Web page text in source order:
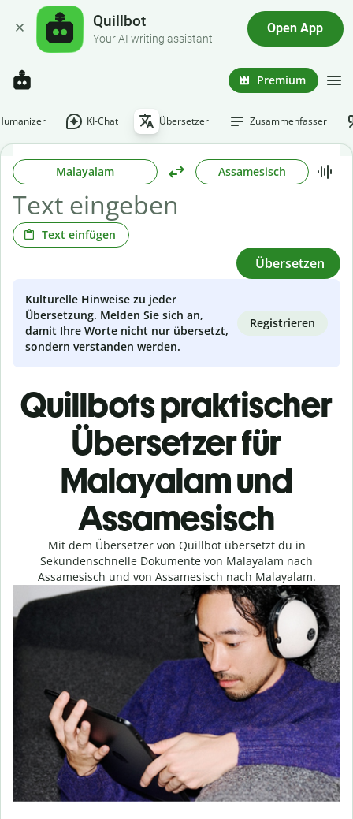
Quillbot
Your AI writing assistant
Open App
Premium
KI-Chat Übersetzer Zusammenfasser
Malayalam Assamesisch
Text einfügen
Übersetzen
Kulturelle Hinweise zu jeder
Übersetzung. Melden Sie sich an,
damit Ihre Worte nicht nur übersetzt,
sondern verstanden werden.
Registrieren
Quillbots praktischer
Übersetzer für
Malayalam und
Assamesisch
Mit dem Übersetzer von Quillbot übersetzt du in
Sekundenschnelle Dokumente von Malayalam nach
Assamesisch und von Assamesisch nach Malayalam.